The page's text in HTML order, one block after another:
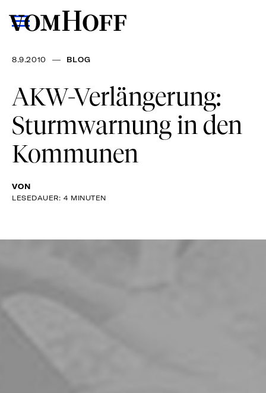
8.9.2010 — BLOG
AKW-Verlängerung:
Sturmwarnung in den
Kommunen
VON
LESEDAUER: 4 MINUTEN